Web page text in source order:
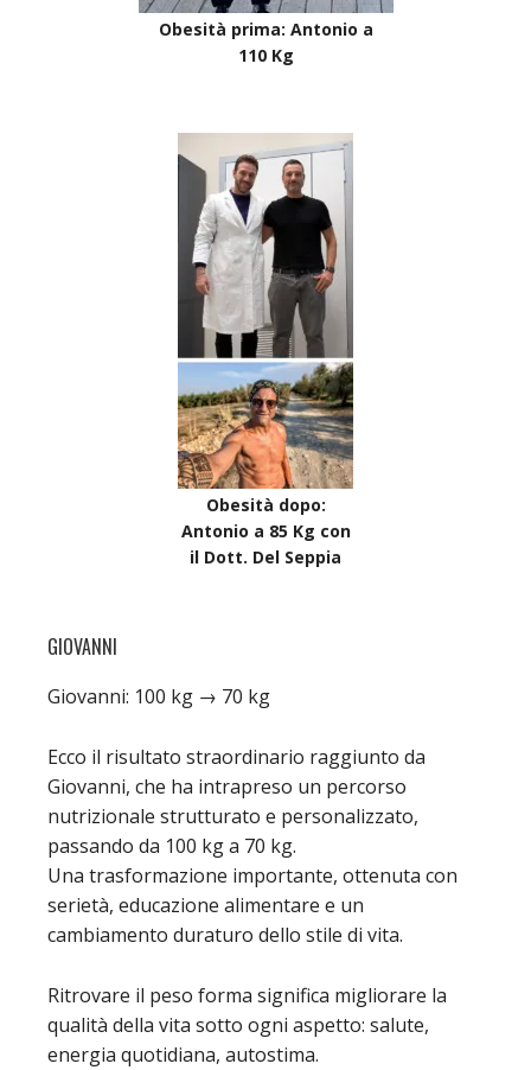
Obesità prima: Antonio a
110 Kg
Obesità dopo:
Antonio a 85 Kg con
il Dott. Del Seppia
GIOVANNI
Giovanni: 100 kg → 70 kg
Ecco il risultato straordinario raggiunto da
Giovanni, che ha intrapreso un percorso
nutrizionale strutturato e personalizzato,
passando da 100 kg a 70 kg.
Una trasformazione importante, ottenuta con
serietà, educazione alimentare e un
cambiamento duraturo dello stile di vita.
Ritrovare il peso forma significa migliorare la
qualità della vita sotto ogni aspetto: salute,
energia quotidiana, autostima.